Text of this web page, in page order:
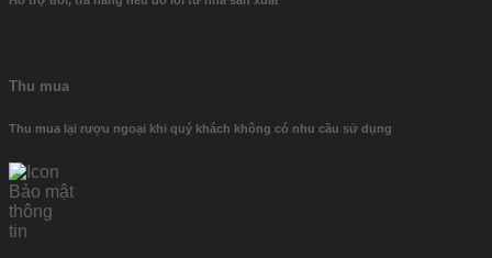
Thu mua
Thu mua lại rượu ngoại khi quý khách không có nhu cầu sử dụng